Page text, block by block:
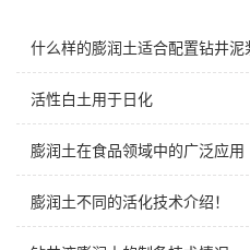
什么样的膨润土适合配置钻井泥
活性白土用于日化
膨润土在食品领域中的广泛应用
膨润土不同的活化技术介绍！